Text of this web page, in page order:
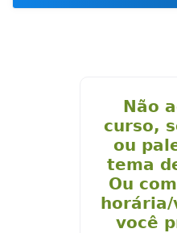
Não
curso,
ou
tema
Ou
você